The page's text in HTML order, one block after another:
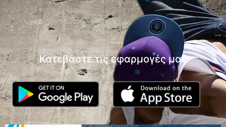
Κατεβάστε τις εφαρμογές μας